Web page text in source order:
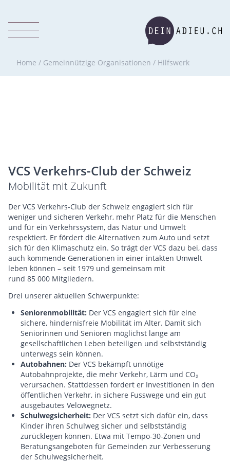
Home / Gemeinnützige Organisationen / Hilfswerk
VCS Verkehrs-Club der Schweiz
Mobilität mit Zukunft
Der VCS Verkehrs-Club der Schweiz engagiert sich für
weniger und sicheren Verkehr, mehr Platz für die Menschen
und für ein Verkehrssystem, das Natur und Umwelt
respektiert. Er fördert die Alternativen zum Auto und setzt
sich für den Klimaschutz ein. So trägt der VCS dazu bei, dass
auch kommende Generationen in einer intakten Umwelt
leben können – seit 1979 und gemeinsam mit
rund 85 000 Mitgliedern.
Drei unserer aktuellen Schwerpunkte:
Seniorenmobilität: Der VCS engagiert sich für eine
sichere, hindernisfreie Mobilität im Alter. Damit sich
Seniorinnen und Senioren möglichst lange am
gesellschaftlichen Leben beteiligen und selbstständig
unterwegs sein können.
Autobahnen: Der VCS bekämpft unnötige
Autobahnprojekte, die mehr Verkehr, Lärm und CO₂
verursachen. Stattdessen fordert er Investitionen in den
öffentlichen Verkehr, in sichere Fusswege und ein gut
ausgebautes Velowegnetz.
Schulwegsicherheit: Der VCS setzt sich dafür ein, dass
Kinder ihren Schulweg sicher und selbstständig
zurücklegen können. Etwa mit Tempo-30-Zonen und
Beratungsangeboten für Gemeinden zur Verbesserung
der Schulwegsicherheit.